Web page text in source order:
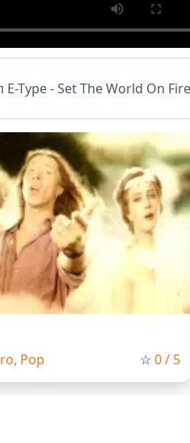
E-Type - Set The World On Fire
Pop ☆0/ 5